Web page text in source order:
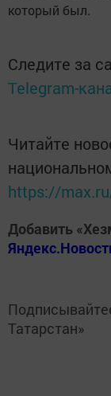
который был.
Следите за
Telegram-
Читайте
https://
Добавить
Татарстан»